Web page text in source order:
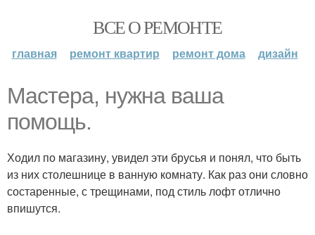
ВСЕ О РЕМОНТЕ
главная ремонт квартир ремонт дома дизайн
Мастера, нужна ваша
помощь.
Ходил по магазину, увидел эти брусья и понял, что быть
из них столешнице в ванную комнату. Как раз они словно
состаренные, с трещинами, под стиль лофт отлично
впишутся.